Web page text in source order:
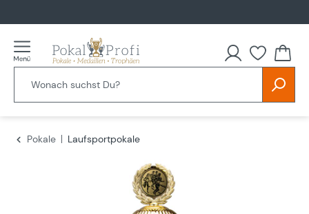
Du
Pokale Laufsportpokale